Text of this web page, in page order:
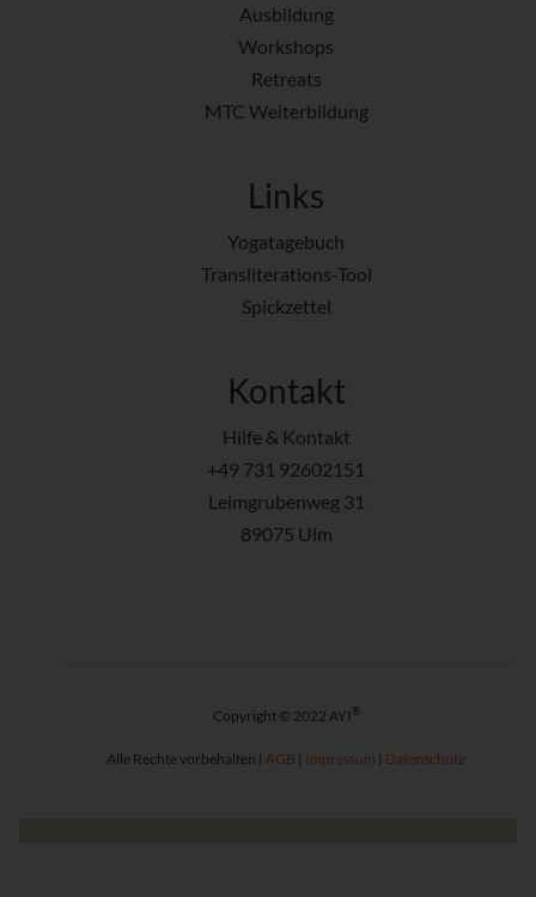
Ausbildung
Workshops
Retreats
MTC Weiterbildung
Links
Yogatagebuch
Transliterations-Tool
Spickzettel
Kontakt
Hilfe & Kontakt
+49 731 92602151
Leimgrubenweg 31
89075 Ulm
Copyright © 2022 AYI ®
Alle Rechte vorbehalten | AGB | Impressum | Datenschutz